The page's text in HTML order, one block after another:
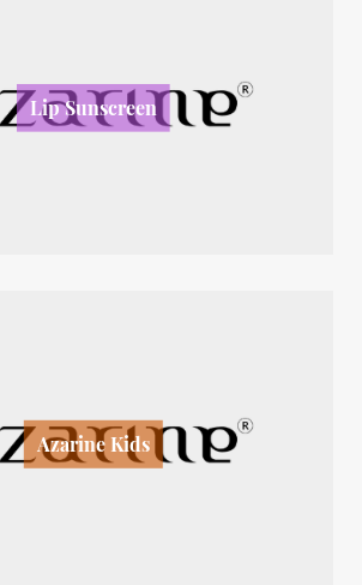
Lip Sunscreen
Azarine Kids